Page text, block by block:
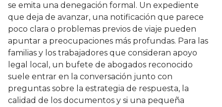
se emita una denegación formal. Un expediente
que deja de avanzar, una notificación que parece
poco clara o problemas previos de viaje pueden
apuntar a preocupaciones más profundas. Para las
familias y los trabajadores que consideran apoyo
legal local, un bufete de abogados reconocido
suele entrar en la conversación junto con
preguntas sobre la estrategia de respuesta, la
calidad de los documentos y si una pequeña